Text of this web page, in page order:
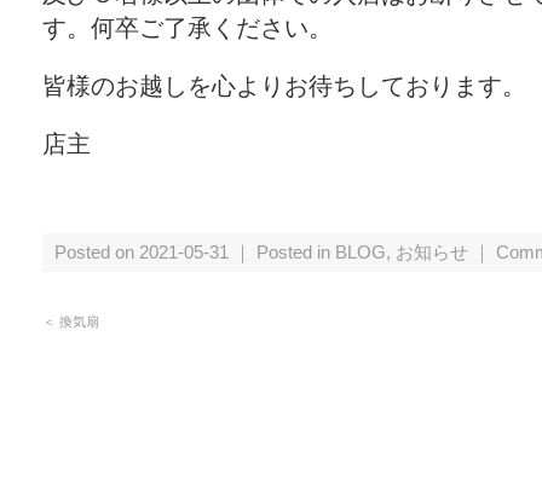
す。何卒ご了承ください。
皆様のお越しを心よりお待ちしております。
店主
Posted on 2021-05-31 ｜ Posted in BLOG, お知らせ ｜
＜ 換気扇